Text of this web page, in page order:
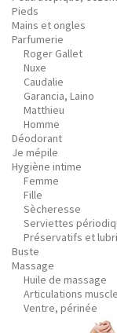
Pieds
Mains et ongles
Parfumerie
Roger Gallet
Nuxe
Caudalie
Garancia, Laino
Matthieu
Homme
Déodorant
Je mépile
Hygiène intime
Femme
Fille
Sècheresse
Serviettes
Préservatifs et
Buste
Massage
Huile de massage
Articulations
Ventre, périnée